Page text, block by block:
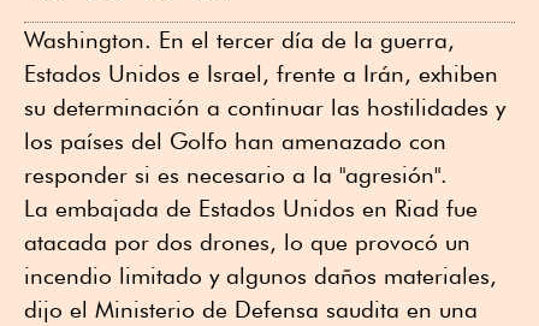
Washington. En el tercer día de la guerra,
Estados Unidos e Israel, frente a Irán, exhiben
su determinación a continuar las hostilidades y
los países del Golfo han amenazado con
responder si es necesario a la "agresión".
La embajada de Estados Unidos en Riad fue
atacada por dos drones, lo que provocó un
incendio limitado y algunos daños materiales,
dijo el Ministerio de Defensa saudita en una